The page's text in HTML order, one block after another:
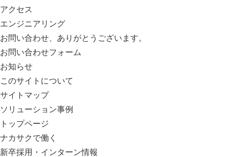
アクセス
エンジニアリング
お問い合わせ、ありがとうございます。
お問い合わせフォーム
お知らせ
このサイトについて
サイトマップ
ソリューション事例
トップページ
ナカサクで働く
新卒採用・インターン情報